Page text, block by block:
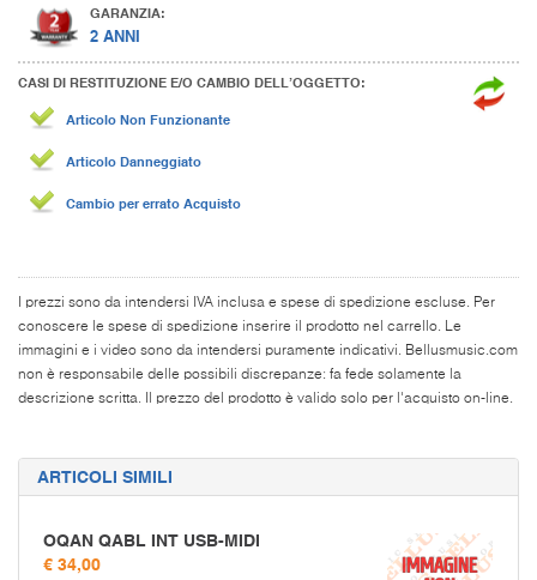
GARANZIA:
2 ANNI
CASI DI RESTITUZIONE E/O CAMBIO DELL’OGGETTO:
Articolo Non Funzionante
Articolo Danneggiato
Cambio per errato Acquisto
I prezzi sono da intendersi IVA inclusa e spese di spedizione escluse. Per
conoscere le spese di spedizione inserire il prodotto nel carrello. Le
immagini e i video sono da intendersi puramente indicativi. Bellusmusic.com
non è responsabile delle possibili discrepanze: fa fede solamente la
descrizione scritta. Il prezzo del prodotto è valido solo per l'acquisto on-line.
ARTICOLI SIMILI
OQAN QABL INT USB-MIDI
€ 34,00